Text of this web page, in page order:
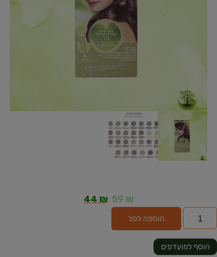
59 ₪
44 ₪
הוספה לסל
הוסף למועדפים